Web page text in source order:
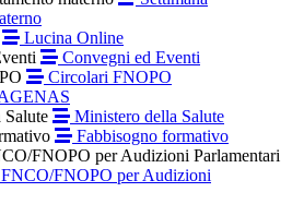
Lucina Online
Convegni ed Eventi
Circolari FNOPO
Ministero della Salute
Fabbisogno formativo
FNOPO per Audizioni Parlamentari
FNOPO per Audizioni